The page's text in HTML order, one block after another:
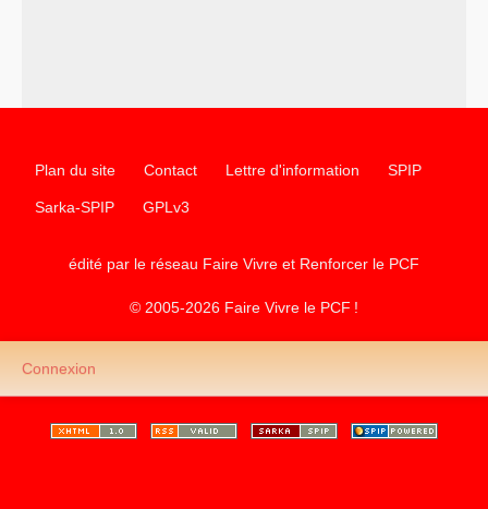
Plan du site Contact Lettre d'information SPIP
Sarka-SPIP GPLv3
édité par le réseau Faire Vivre et Renforcer le PCF
© 2005-2026 Faire Vivre le PCF !
Connexion